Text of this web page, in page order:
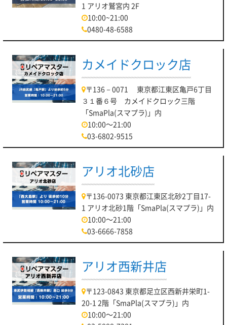
1 アリオ鷲宮内 2F
10:00~21:00
0480-48-6588
カメイドクロック店
〒136－0071 東京都江東区亀戸6丁目
３１番６号 カメイドクロック三階
「SmaPla(スマプラ)」内
10:00～21:00
03-6802-9515
アリオ北砂店
〒136-0073 東京都江東区北砂2丁目17-
1 アリオ北砂1階「SmaPla(スマプラ)」内
10:00～21:00
03-6666-7858
アリオ西新井店
〒123-0843 東京都足立区西新井栄町1-
20-1 2階「SmaPla(スマプラ)」内
10:00～21:00